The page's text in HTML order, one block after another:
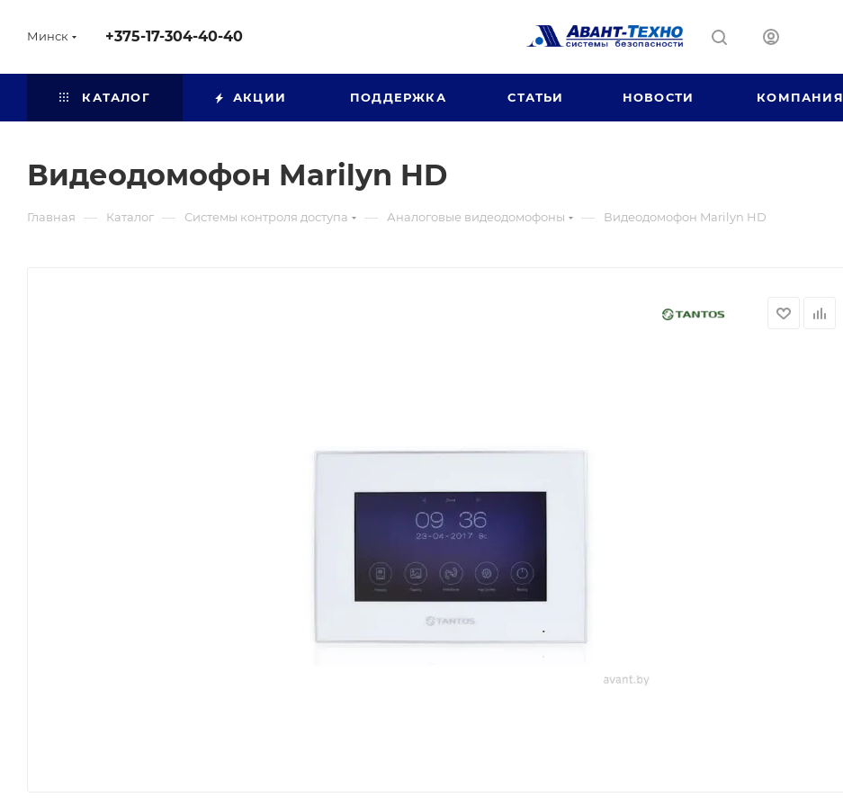
Минск +375-17-304-40-40
КАТАЛОГ АКЦИИ ПОДДЕРЖКА СТАТЬИ НОВОСТИ КОМПАНИЯ
Видеодомофон Marilyn HD
Главная — Каталог — Системы контроля доступа — Аналоговые видеодомофоны — Видеодомофон Marilyn HD